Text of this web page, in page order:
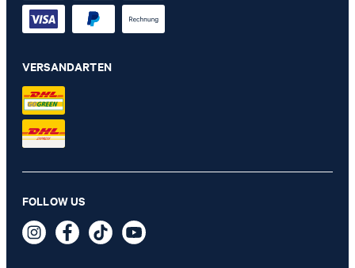
Schultertasche Giocoso Delia in Hellblau
69,95 €
inkl. MwSt
VERSANDARTEN
FOLLOW US